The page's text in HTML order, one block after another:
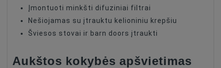
Įmontuoti minkšti difuziniai filtrai
Nešiojamas su įtrauktu kelioniniu krepšiu
Šviesos stovai ir barn doors įtraukti
Aukštos kokybės apšvietimas